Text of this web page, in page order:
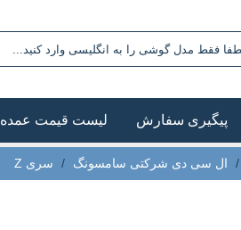
پیگیری سفارش لیست قیمت عمده
/ ال سی دی شرکتی سامسونگ / سری Z